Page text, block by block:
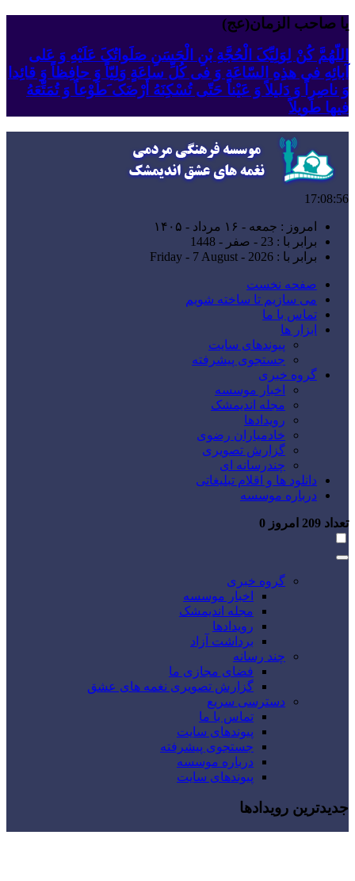
یا صاحب الزمان(عج)
اللّهُمَّ کُنْ لِوَلِیِّکَ الْحُجَّةِ بْنِ الْحَسَنِ صَلَواتُکَ عَلَیْهِ وَ عَلى
آبائِهِ فی هذِهِ السّاعَةِ وَ فی کُلِّ ساعَةٍ وَلِیّاً وَ حافِظاً وَ قائِدا
‏وَ ناصِراً وَ دَلیلاً وَ عَیْناً حَتّى تُسْکِنَهُ أَرْضَک َطَوْعاً وَ تُمَتِّعَهُ
فیها طَویلاً
17:08:57
امروز : جمعه - ۱۶ مرداد - ۱۴۰۵
برابر با : 23 - صفر - 1448
برابر با : Friday - 7 August - 2026
صفحه نخست
می سازیم تا ساخته شویم
تماس با ما
ابزار ها
پیوندهای سایت
جستجوی پیشرفته
گروه خبری
اخبار موسسه
مجله اندیمشک
رویدادها
خادمیاران رضوی
گزارش تصویری
چندرسانه ای
دانلود ها و اقلام تبلیغاتی
درباره موسسه
تعداد امروز 0
گروه خبری
اخبار موسسه
مجله اندیمشک
رویدادها
برداشت آزاد
چند رسانه
فضای مجازی ما
گزارش تصویری نغمه های عشق
دسترسی سریع
تماس با ما
پیوندهای سایت
جستجوی پیشرفته
درباره موسسه
پیوندهای سایت
جدیدترین رویدادها